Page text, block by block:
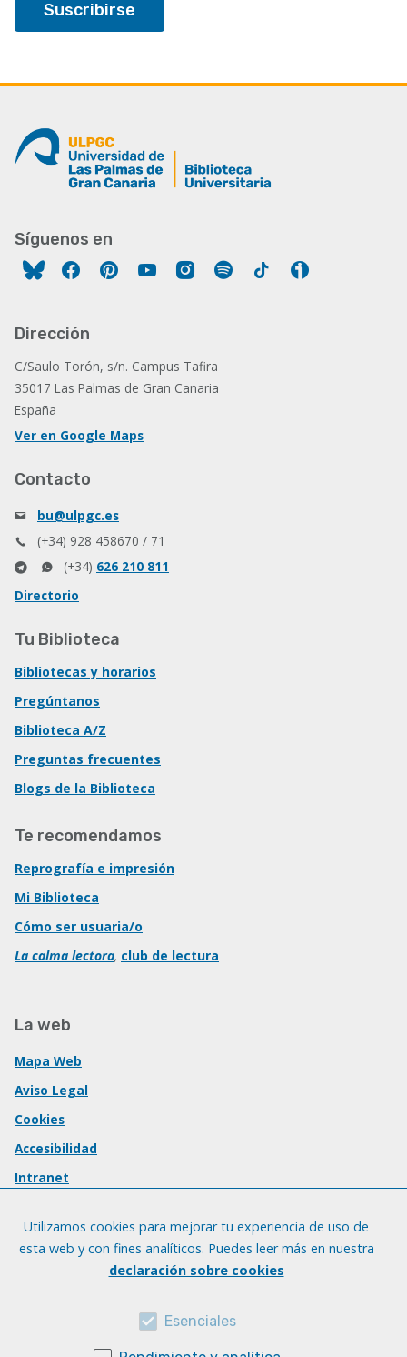
Síguenos en
FacebookPinterestYouTubeInstagram
Spotify Tiktok
Dirección
C/Saulo Torón, s/n. Campus Tafira
35017 Las Palmas de Gran Canaria
España
Ver en Google Maps
Contacto
bu@ulpgc.es
(+34) 928 458670 / 71
(+34) 626 210 811
Directorio
Tu Biblioteca
Bibliotecas y horarios
Pregúntanos
Biblioteca A/Z
Preguntas frecuentes
Blogs de la Biblioteca
Te recomendamos
Reprografía e impresión
Mi Biblioteca
Cómo ser usuaria/o
La calma lectora, club de lectura
La web
Mapa Web
Aviso Legal
Cookies
Accesibilidad
Intranet
Utilizamos cookies para mejorar tu experiencia de uso de
esta web y con fines analíticos. Puedes leer más en nuestra
declaración sobre cookies
Esenciales